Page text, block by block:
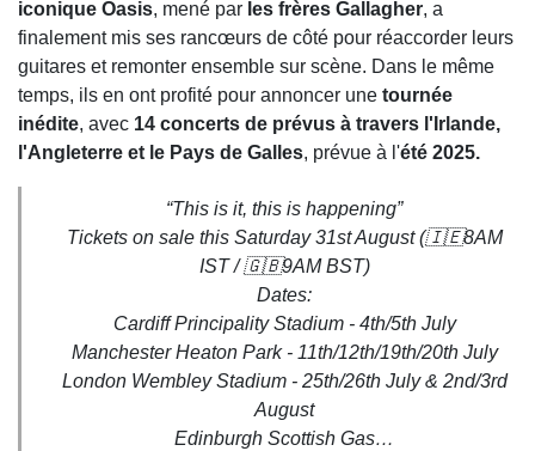
iconique Oasis, mené par les frères Gallagher, a
finalement mis ses rancœurs de côté pour réaccorder leurs
guitares et remonter ensemble sur scène. Dans le même
temps, ils en ont profité pour annoncer une tournée
inédite, avec 14 concerts de prévus à travers l'Irlande,
l'Angleterre et le Pays de Galles, prévue à l'été 2025.
“This is it, this is happening”
Tickets on sale this Saturday 31st August (🇮🇪8AM
IST / 🇬🇧9AM BST)
Dates:
Cardiff Principality Stadium - 4th/5th July
Manchester Heaton Park - 11th/12th/19th/20th July
London Wembley Stadium - 25th/26th July & 2nd/3rd
August
Edinburgh Scottish Gas…